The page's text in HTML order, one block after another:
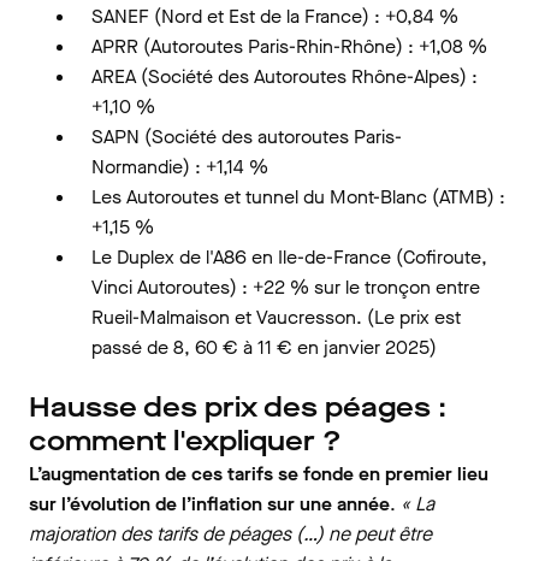
SANEF (Nord et Est de la France) : +0,84 %
APRR (Autoroutes Paris-Rhin-Rhône) : +1,08 %
AREA (Société des Autoroutes Rhône-Alpes) :
+1,10 %
SAPN (Société des autoroutes Paris-
Normandie) : +1,14 %
Les Autoroutes et tunnel du Mont-Blanc (ATMB) :
+1,15 %
Le Duplex de l'A86 en Ile-de-France (Cofiroute,
Vinci Autoroutes) : +22 % sur le tronçon entre
Rueil-Malmaison et Vaucresson. (Le prix est
passé de 8, 60 € à 11 € en janvier 2025)
Hausse des prix des péages :
comment l'expliquer ?
L’augmentation de ces tarifs se fonde en premier lieu
sur l’évolution de l’inflation sur une année. « La
majoration des tarifs de péages (…) ne peut être